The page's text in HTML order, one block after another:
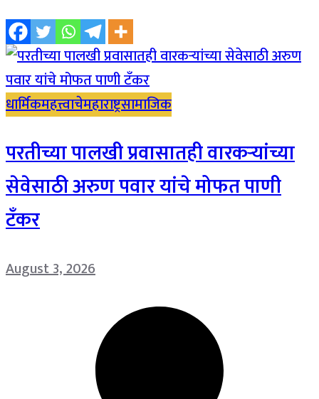
धार्मिकमहत्त्वाचेमहाराष्ट्रसामाजिक
परतीच्या पालखी प्रवासातही वारकऱ्यांच्या
सेवेसाठी अरुण पवार यांचे मोफत पाणी
टँकर
August 3, 2026